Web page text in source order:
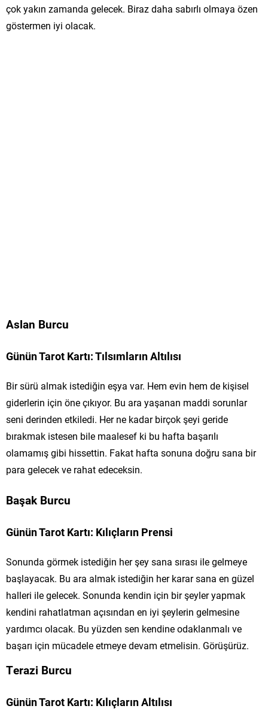
çok yakın zamanda gelecek. Biraz daha sabırlı olmaya özen
göstermen iyi olacak.
Aslan Burcu
Günün Tarot Kartı: Tılsımların Altılısı
Bir sürü almak istediğin eşya var. Hem evin hem de kişisel
giderlerin için öne çıkıyor. Bu ara yaşanan maddi sorunlar
seni derinden etkiledi. Her ne kadar birçok şeyi geride
bırakmak istesen bile maalesef ki bu hafta başarılı
olamamış gibi hissettin. Fakat hafta sonuna doğru sana bir
para gelecek ve rahat edeceksin.
Başak Burcu
Günün Tarot Kartı: Kılıçların Prensi
Sonunda görmek istediğin her şey sana sırası ile gelmeye
başlayacak. Bu ara almak istediğin her karar sana en güzel
halleri ile gelecek. Sonunda kendin için bir şeyler yapmak
kendini rahatlatman açısından en iyi şeylerin gelmesine
yardımcı olacak. Bu yüzden sen kendine odaklanmalı ve
başarı için mücadele etmeye devam etmelisin. Görüşürüz.
Terazi Burcu
Günün Tarot Kartı: Kılıçların Altılısı